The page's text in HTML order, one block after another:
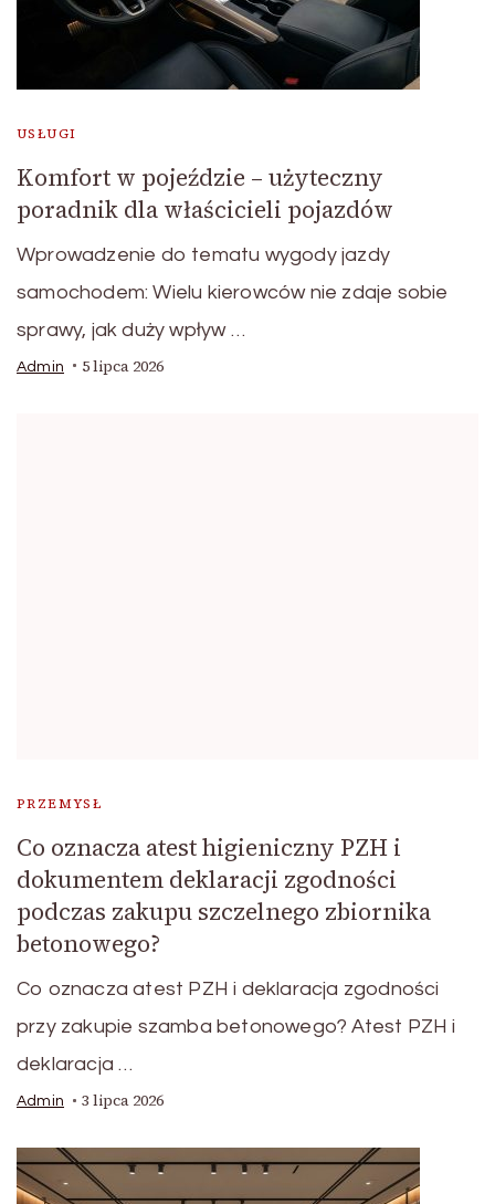
USŁUGI
Komfort w pojeździe – użyteczny
poradnik dla właścicieli pojazdów
Wprowadzenie do tematu wygody jazdy
samochodem: Wielu kierowców nie zdaje sobie
sprawy, jak duży wpływ …
Admin 5 lipca 2026
PRZEMYSŁ
Co oznacza atest higieniczny PZH i
dokumentem deklaracji zgodności
podczas zakupu szczelnego zbiornika
betonowego?
Co oznacza atest PZH i deklaracja zgodności
przy zakupie szamba betonowego? Atest PZH i
deklaracja …
Admin 3 lipca 2026